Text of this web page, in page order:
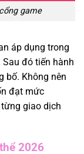
game
áp dụng trong
đó tiến hành
bố. Không nên
đạt mức
giao dịch
2026